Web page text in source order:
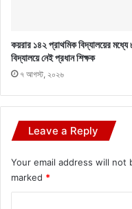
কয়রার ১৪২ প্রাথমিক বিদ্যালয়ের মধ্যে
বিদ্যালয়ে নেই প্রধান শিক্ষক
৭ আগস্ট, ২০২৬
Leave a Reply
Your email address will not
marked *